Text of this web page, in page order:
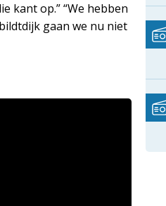
kant op.” “We hebben
gaan we nu niet